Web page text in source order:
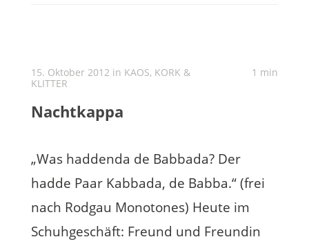
15. Oktober 2012 in KAOS, KORK &
KLITTER
1 min
Nachtkappa
„Was haddenda de Babbada? Der
hadde Paar Kabbada, de Babba.“ (frei
nach Rodgau Monotones) Heute im
Schuhgeschäft: Freund und Freundin